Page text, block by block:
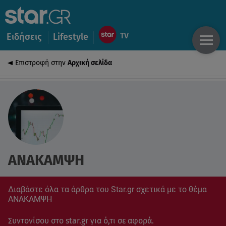
Ειδήσεις Lifestyle
Επιστροφή στην Αρχική σελίδα
ΑΝΑΚΑΜΨΗ
Διαβάστε όλα τα άρθρα του Star.gr σχετικά με το θέμα
ΑΝΑΚΑΜΨΗ
Συντονίσου στο star.gr για ό,τι σε αφορά.